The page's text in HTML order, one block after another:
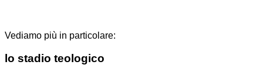
Vediamo più in particolare:
lo stadio teologico